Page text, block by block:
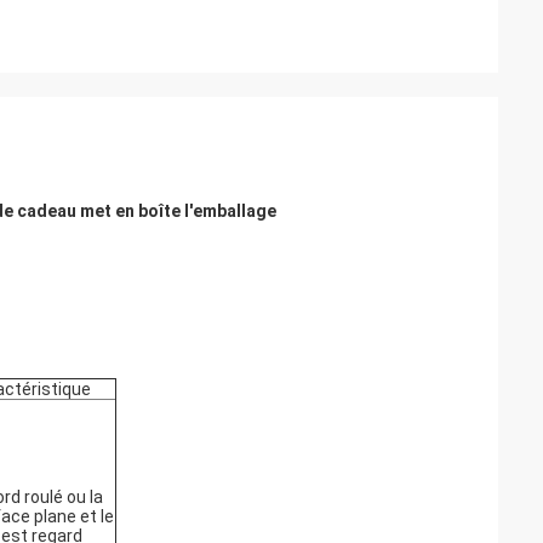
cadeau met en boîte l'emballage
roulé ou la
plane et le
regard